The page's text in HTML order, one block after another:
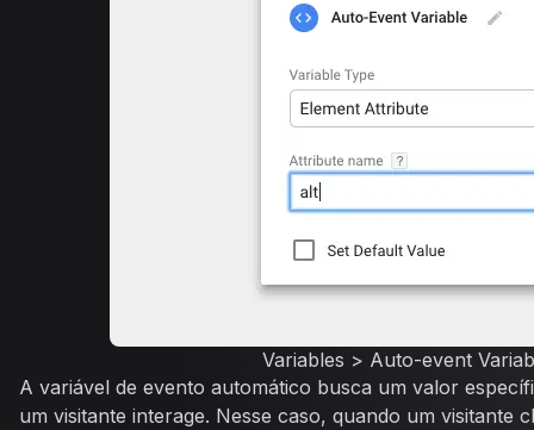
Variables > Auto-event
A variável de evento automático busca um valor
um visitante interage. Nesse caso, quando um visitante